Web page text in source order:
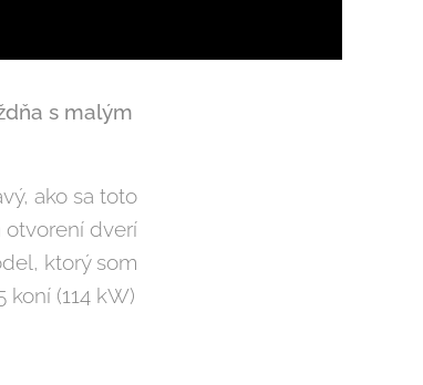
s malým
ako sa toto
otvorení dverí
ktorý som
(114 kW)